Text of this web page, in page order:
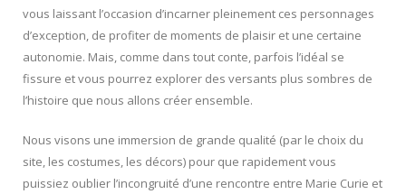
vous laissant l’occasion d’incarner pleinement ces personnages
d’exception, de profiter de moments de plaisir et une certaine
autonomie. Mais, comme dans tout conte, parfois l’idéal se
fissure et vous pourrez explorer des versants plus sombres de
l’histoire que nous allons créer ensemble.
Nous visons une immersion de grande qualité (par le choix du
site, les costumes, les décors) pour que rapidement vous
puissiez oublier l’incongruité d’une rencontre entre Marie Curie et